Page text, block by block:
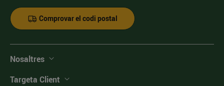
Comprovar el codi postal
Nosaltres
Targeta Client